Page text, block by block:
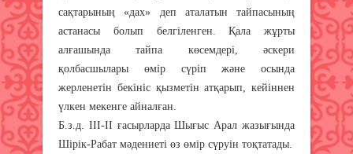
сақтарының «дах» деп аталатын тайпасының
астанасы болып белгіленген. Қала жұрты
алғашында тайпа көсемдері, әскери
қолбасшылары өмір сүріп және осында
жерленетін бекініс қызметін атқарып, кейіннен
үлкен мекенге айналған.
Б.з.д. ІІІ-ІІ ғасырларда Шығыс Арал жазығында
Шірік-Рабат мәдениеті өз өмір сүруін тоқтатады.